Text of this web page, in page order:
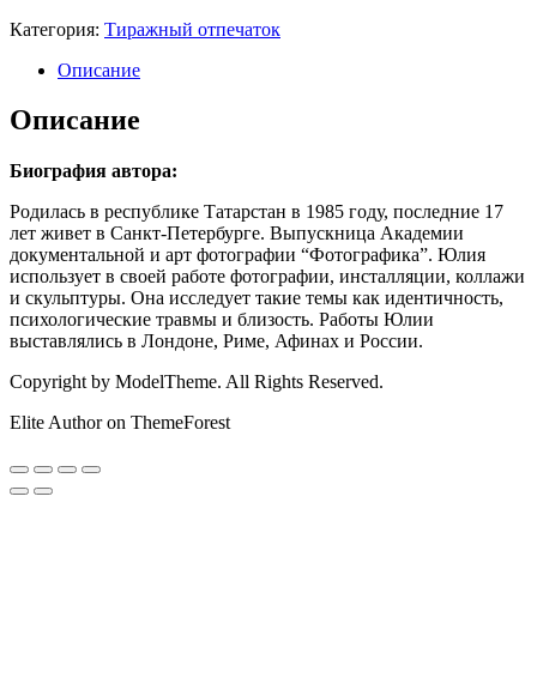
Категория: Тиражный отпечаток
Описание
Описание
Биография автора:
Родилась в республике Татарстан в 1985 году, последние 17
лет живет в Санкт-Петербурге. Выпускница Академии
документальной и арт фотографии “Фотографика”. Юлия
использует в своей работе фотографии, инсталляции, коллажи
и скульптуры. Она исследует такие темы как идентичность,
психологические травмы и близость. Работы Юлии
выставлялись в Лондоне, Риме, Афинах и России.
Copyright by ModelTheme. All Rights Reserved.
Elite Author on ThemeForest